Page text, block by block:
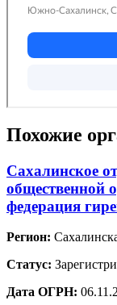
Похожие
Сахалинское
общественной
федерация
Регион:
Статус:
Дата ОГРН: